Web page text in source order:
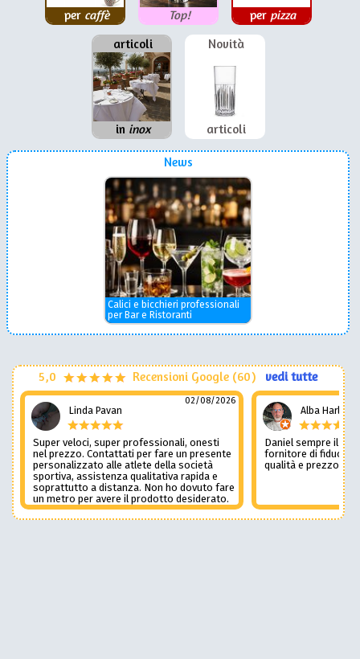
per caffè Top! per pizza
articoli
in inox
Novità
articoli
News
Calici e bicchieri professionali
per Bar e Ristoranti
5,0 Recensioni Google (60) vedi tutte
Linda Pavan
02/08/2026
Super veloci, super professionali, onesti
nel prezzo. Contattati per fare un presente
personalizzato alle atlete della società
sportiva, assistenza qualitativa rapida e
soprattutto a distanza. Non ho dovuto fare
un metro per avere il prodotto desiderato.
Una assistenza del genere è rara e
preziosa. Credo li contatterò ancora in
Alba Harley
Daniel sempre il
fornitore di fiducia
qualità e prezzo